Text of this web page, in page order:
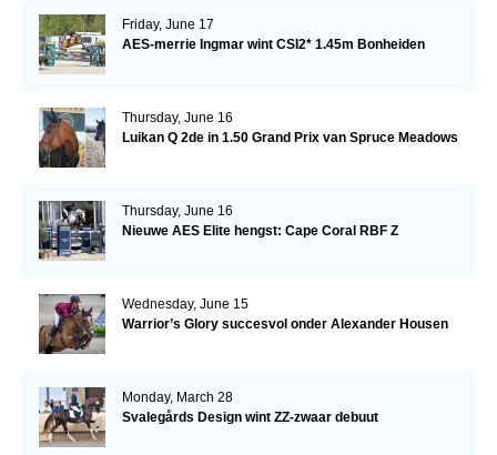
Friday, June 17
AES-merrie Ingmar wint CSI2* 1.45m Bonheiden
Thursday, June 16
Luikan Q 2de in 1.50 Grand Prix van Spruce Meadows
Thursday, June 16
Nieuwe AES Elite hengst: Cape Coral RBF Z
Wednesday, June 15
Warrior’s Glory succesvol onder Alexander Housen
Monday, March 28
Svalegårds Design wint ZZ-zwaar debuut